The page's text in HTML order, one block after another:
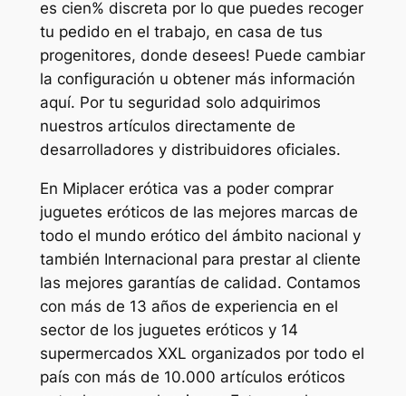
es cien% discreta por lo que puedes recoger
tu pedido en el trabajo, en casa de tus
progenitores, donde desees! Puede cambiar
la configuración u obtener más información
aquí. Por tu seguridad solo adquirimos
nuestros artículos directamente de
desarrolladores y distribuidores oficiales.
En Miplacer erótica vas a poder comprar
juguetes eróticos de las mejores marcas de
todo el mundo erótico del ámbito nacional y
también Internacional para prestar al cliente
las mejores garantías de calidad. Contamos
con más de 13 años de experiencia en el
sector de los juguetes eróticos y 14
supermercados XXL organizados por todo el
país con más de 10.000 artículos eróticos